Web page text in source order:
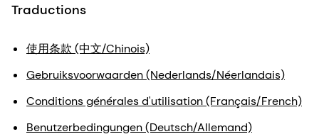
Traductions
使用条款 (中文/Chinois)
Gebruiksvoorwaarden (Nederlands/Néerlandais)
Conditions générales d'utilisation (Français/French)
Benutzerbedingungen (Deutsch/Allemand)